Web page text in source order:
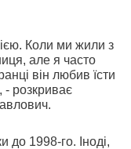
Коли ми жили з
але я часто
він любив їсти
- розкриває
до 1998-го. Іноді,